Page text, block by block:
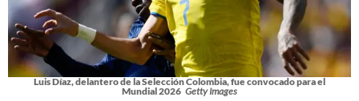
Luis Díaz, delantero de la Selección Colombia, fue convocado para el
Mundial 2026 Getty Images